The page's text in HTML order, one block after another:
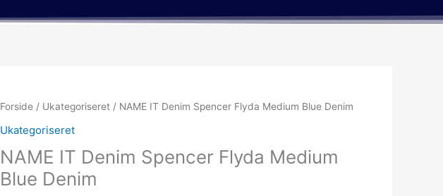
Forside / Ukategoriseret / NAME IT Denim Spencer Flyda Medium Blue Denim
Ukategoriseret
NAME IT Denim Spencer Flyda Medium
Blue Denim